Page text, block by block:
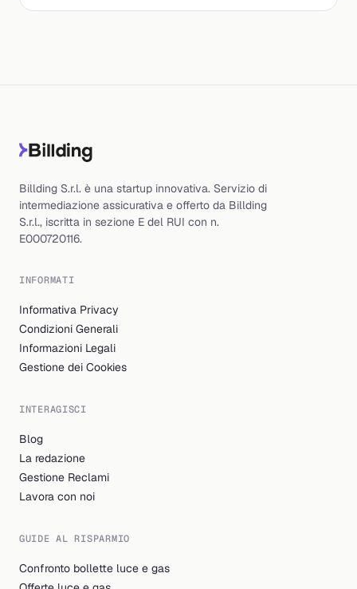
Billding S.r.l. è una startup innovativa. Servizio di
intermediazione assicurativa e offerto da Billding
S.r.l., iscritta in sezione E del RUI con n.
E000720116.
INFORMATI
Informativa Privacy
Condizioni Generali
Informazioni Legali
Gestione dei Cookies
INTERAGISCI
Blog
La redazione
Gestione Reclami
Lavora con noi
GUIDE AL RISPARMIO
Confronto bollette luce e gas